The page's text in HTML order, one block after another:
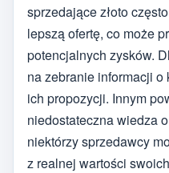
sprzedające złoto
lepszą ofertę, co może
potencjalnych zysków.
na zebranie informacji
ich propozycji. Innym
niedostateczna wiedza
niektórzy sprzedawcy
z realnej wartości